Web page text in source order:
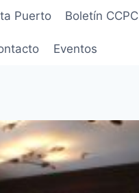
Puerto Boletín CCPC
Eventos